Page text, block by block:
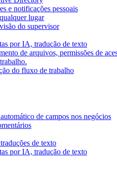
e notificações pessoais
lugar
do supervisor
por IA, tradução de texto
de arquivos, permissões de
do fluxo de trabalho
de campos nos negócios
de texto
por IA, tradução de texto